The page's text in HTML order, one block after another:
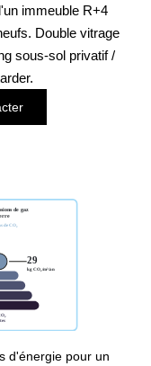
immeuble R+4
Double vitrage
sous-sol privatif /
d'énergie pour un